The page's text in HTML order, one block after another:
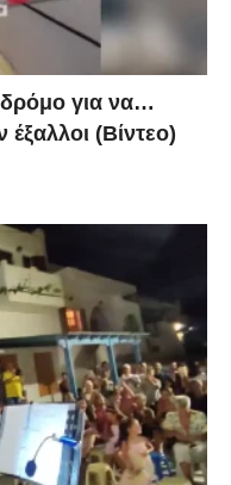
για να…
έξαλλοι (Βίντεο)